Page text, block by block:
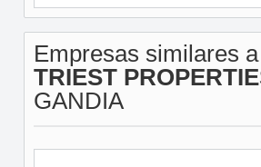
Empresas similares a
TRIEST
GANDIA